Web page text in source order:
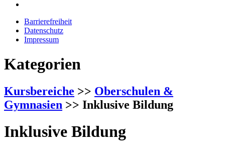
Barrierefreiheit
Datenschutz
Impressum
Kategorien
Kursbereiche >> Oberschulen &
Gymnasien >> Inklusive Bildung
Inklusive Bildung